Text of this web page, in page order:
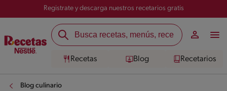
Registrate y descarga nuestros recetarios gratis
Recetas Blog Recetarios
Blog culinario